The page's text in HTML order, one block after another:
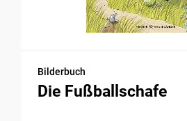
Bilderbuch
Die Fußballschafe